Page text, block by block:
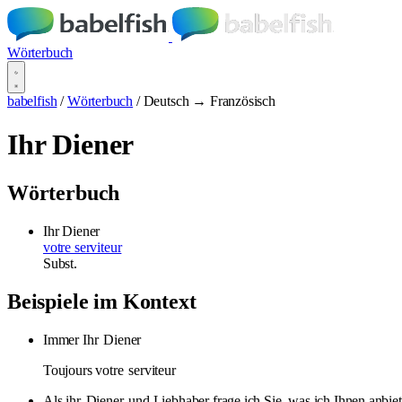
Wörterbuch
babelfish / Wörterbuch / Deutsch → Französisch
Ihr Diener
Wörterbuch
Ihr Diener
votre serviteur
Subst.
Beispiele im Kontext
Immer Ihr Diener
Toujours votre serviteur